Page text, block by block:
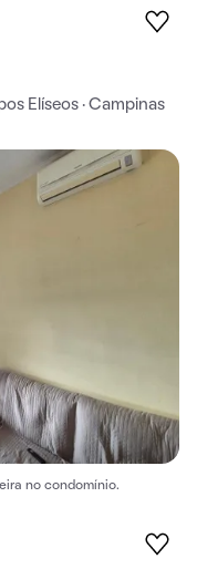
Elíseos · Campinas
no condomínio.